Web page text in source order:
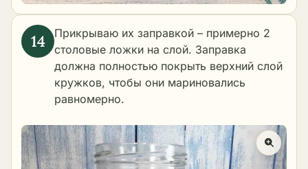
Прикрываю их заправкой – примерно 2
столовые ложки на слой. Заправка
должна полностью покрыть верхний слой
кружков, чтобы они мариновались
равномерно.